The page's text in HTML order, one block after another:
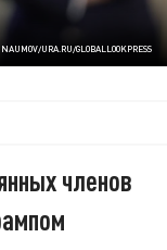
URA.RU/GLOBALLOOKPRESS
членов